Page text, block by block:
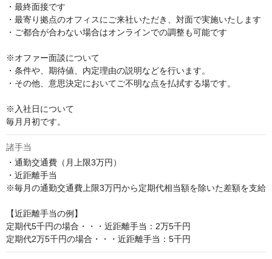
・最終面接です
・最寄り拠点のオフィスにご来社いただき、対面で実施いたします
・ご都合が合わない場合はオンラインでの調整も可能です
※オファー面談について
・条件や、期待値、内定理由の説明などを行います。
・その他、意思決定においてご不明な点を払拭する場です。
※入社日について
毎月月初です。
諸手当
・通勤交通費（月上限3万円）
・近距離手当
※毎月の通勤交通費上限3万円から定期代相当額を除いた差額を支給
【近距離手当の例】
定期代5千円の場合・・・近距離手当：2万5千円
定期代2万5千円の場合・・・近距離手当：5千円